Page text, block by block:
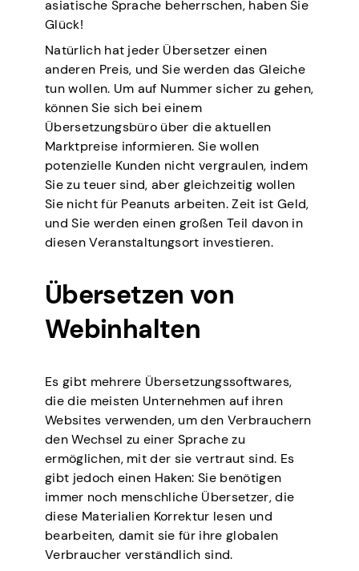
asiatische Sprache beherrschen, haben Sie
Glück!
Natürlich hat jeder Übersetzer einen
anderen Preis, und Sie werden das Gleiche
tun wollen. Um auf Nummer sicher zu gehen,
können Sie sich bei einem
Übersetzungsbüro über die aktuellen
Marktpreise informieren. Sie wollen
potenzielle Kunden nicht vergraulen, indem
Sie zu teuer sind, aber gleichzeitig wollen
Sie nicht für Peanuts arbeiten. Zeit ist Geld,
und Sie werden einen großen Teil davon in
diesen Veranstaltungsort investieren.
Übersetzen von
Webinhalten
Es gibt mehrere Übersetzungssoftwares,
die die meisten Unternehmen auf ihren
Websites verwenden, um den Verbrauchern
den Wechsel zu einer Sprache zu
ermöglichen, mit der sie vertraut sind. Es
gibt jedoch einen Haken: Sie benötigen
immer noch menschliche Übersetzer, die
diese Materialien Korrektur lesen und
bearbeiten, damit sie für ihre globalen
Verbraucher verständlich sind.